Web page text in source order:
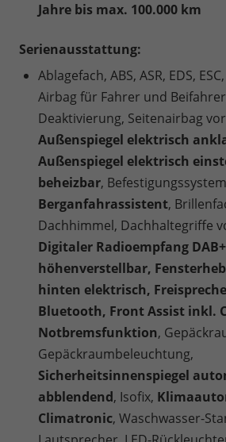
Jahre bis max. 100.000 km
Serienausstattung:
Ablagefach, ABS, ASR, EDS,
Airbag für Fahrer und
Deaktivierung, Seitenairbag
Außenspiegel elektrisch
Außenspiegel elektrisch
beheizbar,
Berganfahrassistent,
Dachhimmel, Dachhaltegriffe
Digitaler Radioempfang
höhenverstellbar,
hinten elektrisch,
Bluetooth, Front Assist inkl.
Notbremsfunktion,
Gepäckraumbeleuchtung,
Sicherheitsinnenspiegel
abblendend, Isofix,
Climatronic, Waschwasser-